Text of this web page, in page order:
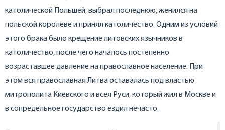
католической Польшей, выбрал последнюю, женился на
польской королеве и принял католичество. Одним из условий
этого брака было крещение литовских язычников в
католичество, после чего началось постепенно
возраставшее давление на православное население. При
этом вся православная Литва оставалась под властью
митрополита Киевского и всея Руси, который жил в Москве и
в сопредельное государство ездил нечасто.